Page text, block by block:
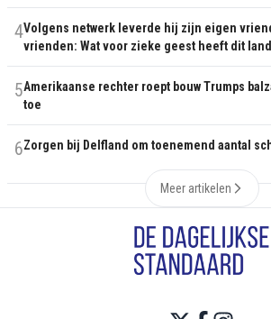
4Volgens netwerk leverde hij zijn eigen
vrienden: Wat voor zieke geest heeft dit
5Amerikaanse rechter roept bouw Trumps
toe
6Zorgen bij Delfland om toenemend aantal
Meer artikelen